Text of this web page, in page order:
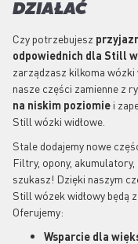
DZIAŁAĆ
Czy potrzebujesz
odpowiednich dla Still
zarządzasz kilkoma wózki
nasze części zamienne z
na niskim poziomie i
Still wózki widłowe.
Stale dodajemy nowe
Filtry, opony,
szukasz! Dzięki naszym
Still wózek widłowy będą
Oferujemy:
Wsparcie dla